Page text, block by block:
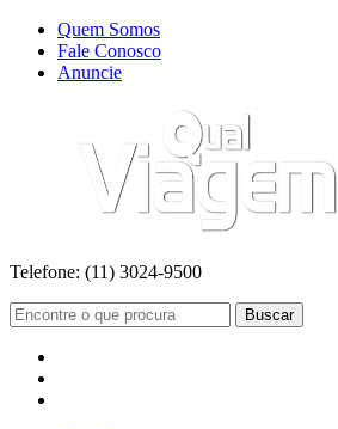
Quem Somos
Fale Conosco
Anuncie
Telefone: (11) 3024-9500
Buscar